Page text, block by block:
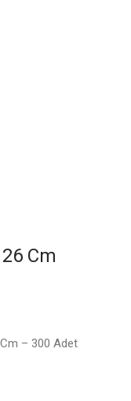
Cm
– 300 Adet